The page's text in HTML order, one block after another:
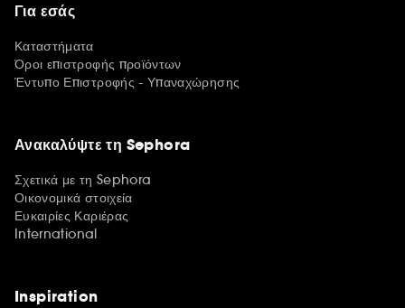
Για εσάς
Καταστήματα
Όροι επιστροφής προϊόντων
Έντυπο Επιστροφής - Υπαναχώρησης
Ανακαλύψτε τη Sephora
Σχετικά με τη Sephora
Οικονομικά στοιχεία
Ευκαιρίες Καριέρας
International
Inspiration